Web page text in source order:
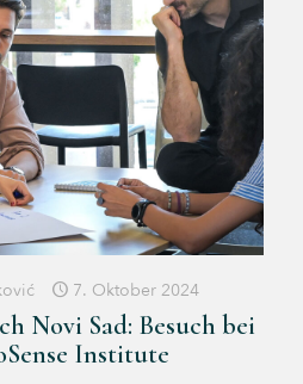
7. Oktober 2024
Novi Sad: Besuch bei
Institute